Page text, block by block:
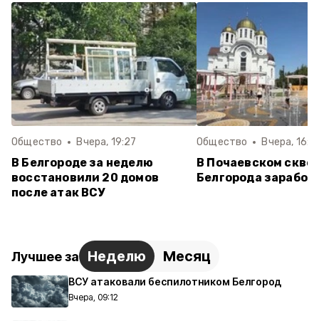
Общество Вчера, 19:27
В Белгороде за неделю
восстановили 20 домов
после атак ВСУ
Общество Вчера,
В Почаевском
Белгорода
Лучшее за Неделю Месяц
ВСУ атаковали беспилотником Белгород
Вчера, 09:12